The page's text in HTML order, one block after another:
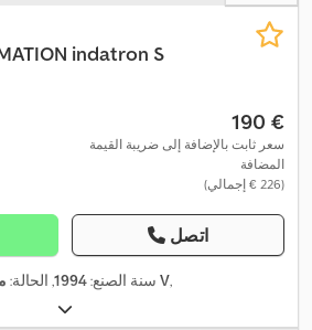
indatron S
‏190 €
سعر ثابت بالإضافة إلى ضريبة القيمة
المضافة
(‏226 € إجمالي)
اتصل
سنة الصنع:1994, الحالة: 24 V,